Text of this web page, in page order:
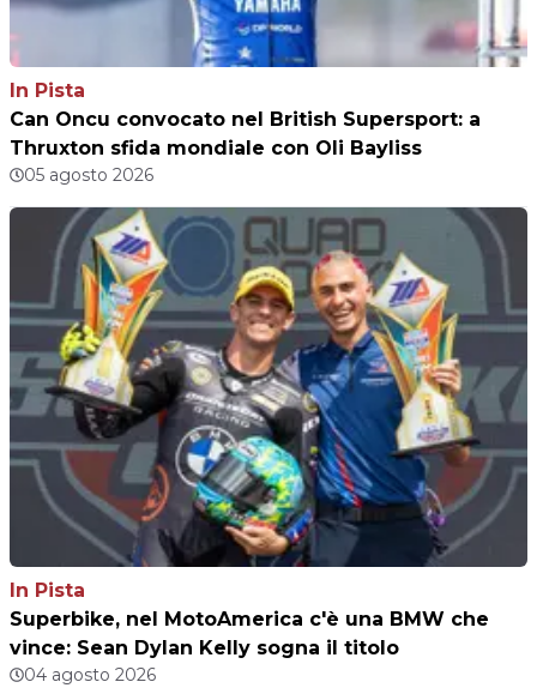
In Pista
Can Oncu convocato nel British Supersport: a
Thruxton sfida mondiale con Oli Bayliss
05 agosto 2026
In Pista
Superbike, nel MotoAmerica c'è una BMW che
vince: Sean Dylan Kelly sogna il titolo
04 agosto 2026